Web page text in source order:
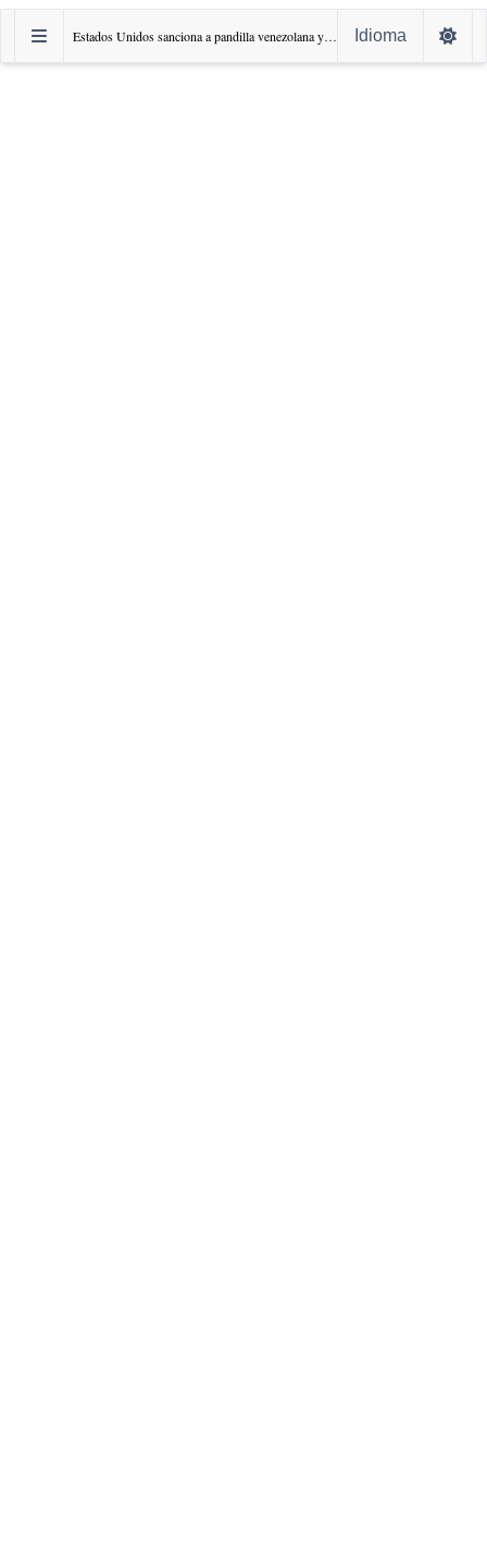
Estados Unidos sanciona a pandilla venezolana y ofrece recompensa de 12 Millones de dólares por sus líderes Idioma